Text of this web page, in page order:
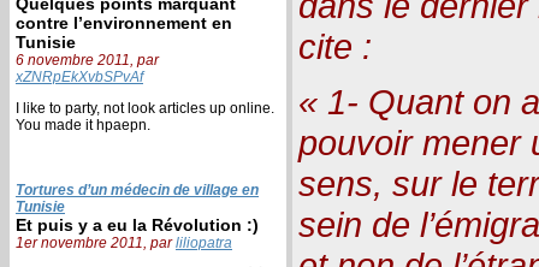
contre l’environnement en
Tunisie
6 novembre 2011, par
xZNRpEkXvbSPvAf
I like to party, not look articles up online.
You made it hpaepn.
Tortures d’un médecin de village en
Tunisie
Et puis y a eu la Révolution :)
1er novembre 2011, parliliopatra
cite :
« 1- Quant on
pouvoir mener
sens, sur le
sein de